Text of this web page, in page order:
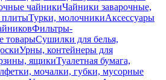
чайникиЧайники заварочные,
плитыТурки, молочникиАксессуары
Фильтры-
товарыСушилки для белья,
Урны, контейнеры для
ящикиТуалетная бумага,
мочалки, губки, мусорные